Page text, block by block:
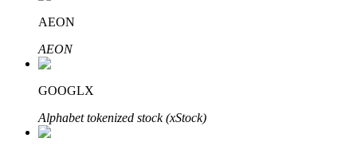
เรียนรู้ Staking
เรียนรู้เกี่ยวกับการสร้างรายได้แบบพาสซีฟ
AEON
AEON
GOOGLX
Alphabet tokenized stock (xStock)